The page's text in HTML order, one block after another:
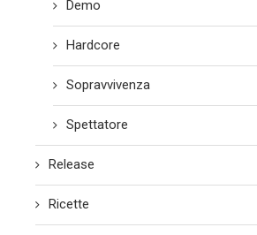
Demo
Hardcore
Sopravvivenza
Spettatore
Release
Ricette